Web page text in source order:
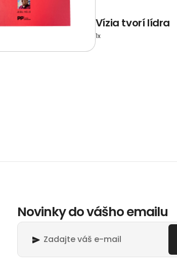
Vízia tvorí lídra
1x
Novinky do vášho emailu